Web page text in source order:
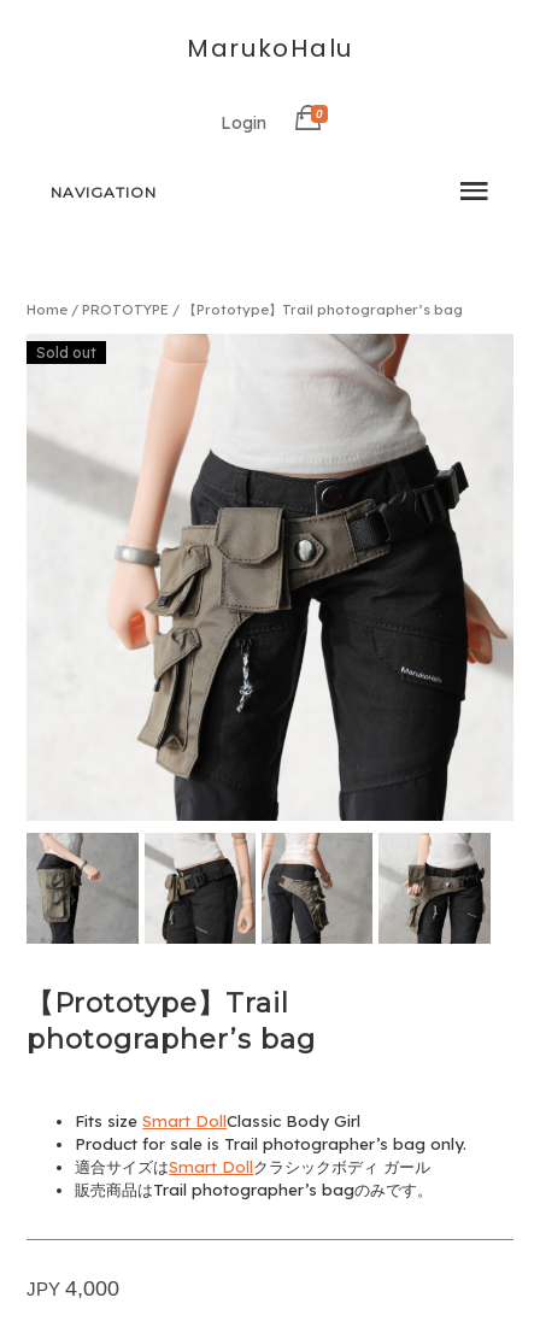
MarukoHalu
Login 0
NAVIGATION
Home /PROTOTYPE / 【Prototype】Trail photographer’s bag
Sold out
【Prototype】Trail
photographer’s bag
Fits sizeSmart DollClassic Body Girl
Product for sale is Trail photographer’s bag only.
適合サイズはSmart Dollクラシックボディ ガール
販売商品はTrail photographer’s bagのみです。
JPY4,000